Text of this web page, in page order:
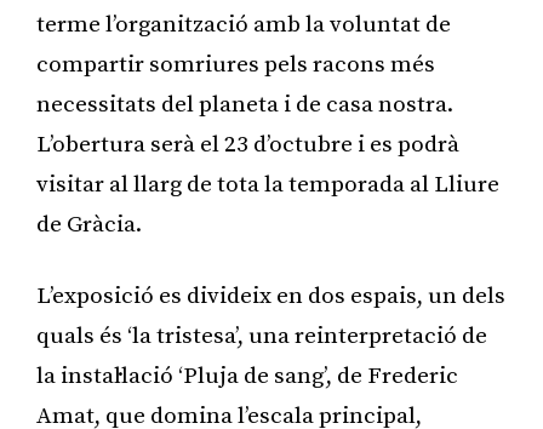
terme l’organització amb la voluntat de
compartir somriures pels racons més
necessitats del planeta i de casa nostra.
L’obertura serà el 23 d’octubre i es podrà
visitar al llarg de tota la temporada al Lliure
de Gràcia.
L’exposició es divideix en dos espais, un dels
quals és ‘la tristesa’, una reinterpretació de
la instal·lació ‘Pluja de sang’, de Frederic
Amat, que domina l’escala principal,